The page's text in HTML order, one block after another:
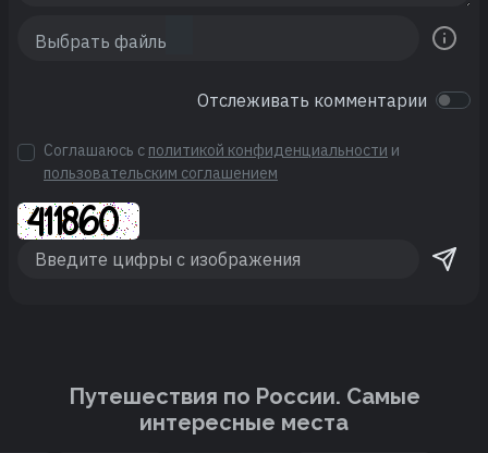
Отслеживать комментарии
Соглашаюсь с политикой конфиденциальности и
пользовательским соглашением
Путешествия по России. Cамые
интересные места